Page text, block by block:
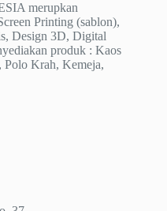
merupkan
Printing (sablon),
Design 3D, Digital
produk : Kaos
Polo Krah, Kemeja,